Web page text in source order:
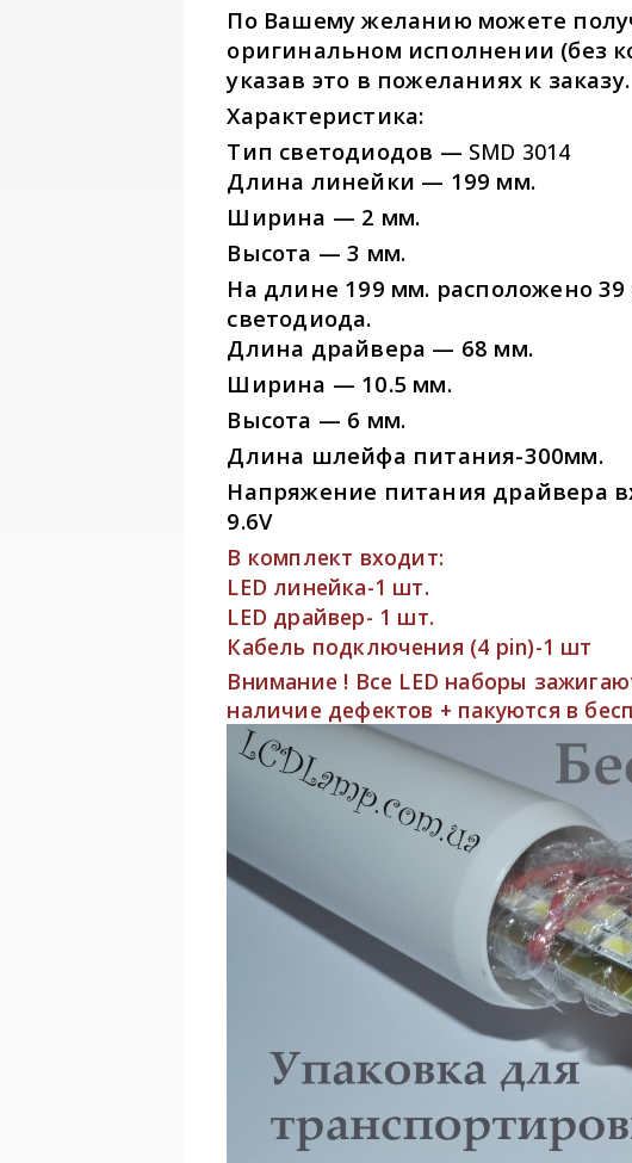
По Вашему желанию можете
оригинальном исполнении (без
указав это в пожеланиях к заказу.
Характеристика:
Тип светодиодов — SMD 3014
Длина линейки — 199 мм.
Ширина — 2 мм.
Высота — 3 мм.
На длине 199 мм. расположено 39
светодиода.
Длина драйвера — 68 мм.
Ширина — 10.5 мм.
Высота — 6 мм.
Длина шлейфа питания-300мм.
Напряжение питания драйвера
9.6V
В комплект входит:
LED линейка-1 шт.
LED драйвер- 1 шт.
Кабель подключения (4 pin)-1 шт
Внимание ! Все LED наборы
наличие дефектов + пакуются в